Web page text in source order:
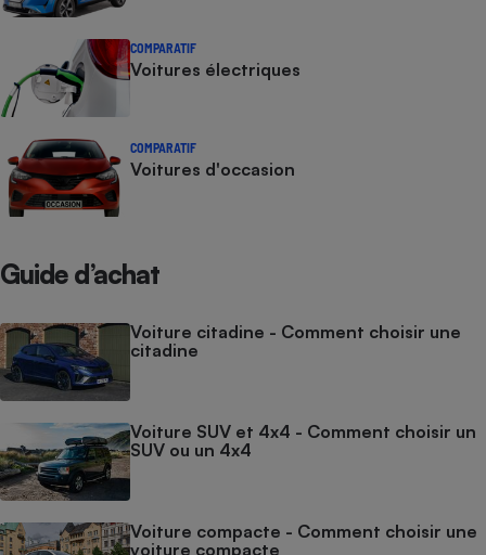
COMPARATIF
Voitures électriques
COMPARATIF
Voitures d'occasion
Guide d’achat
Voiture citadine - Comment choisir une
citadine
Voiture SUV et 4x4 - Comment choisir un
SUV ou un 4x4
Voiture compacte - Comment choisir une
voiture compacte